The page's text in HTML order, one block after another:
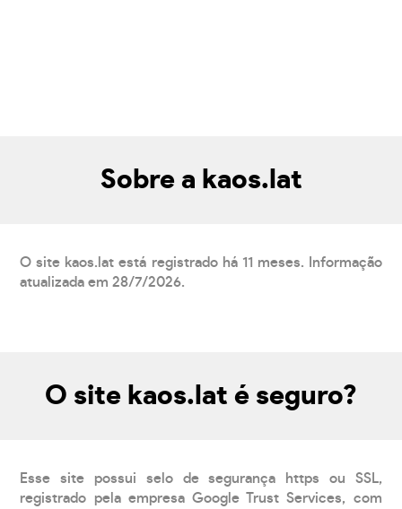
Sobre a kaos.lat
O site kaos.lat está registrado há 11 meses. Informação
atualizada em 28/7/2026.
O site kaos.lat é seguro?
Esse site possui selo de segurança https ou SSL,
registrado pela empresa Google Trust Services, com